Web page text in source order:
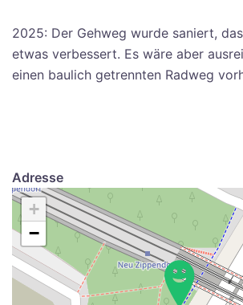
2025: Der Gehweg wurde saniert,
etwas verbessert. Es wäre aber
einen baulich getrennten Radweg
Adresse
+
−